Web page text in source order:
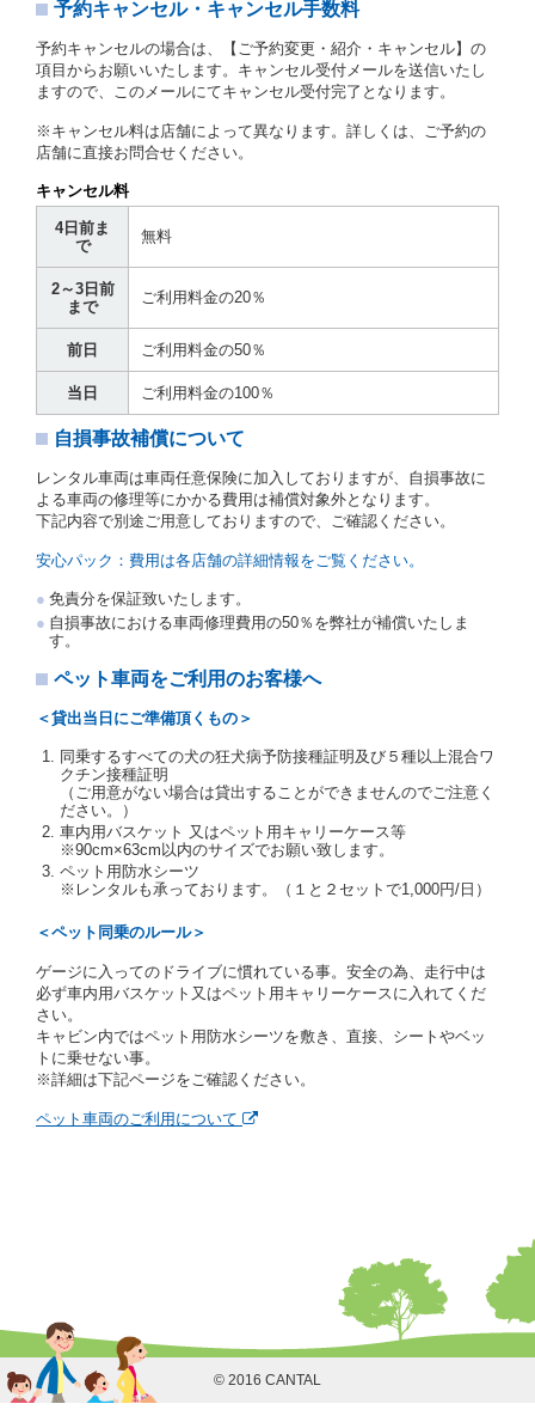
第３章／貸 渡 し
第７条（貸渡契約の締結）
借受人は第２条第１項に定める借受条件を明示し、当
貸渡契約を締結するものとします。ただし、貸し渡す
ことができるレンタカーがない場合又は借受人若しく
は運転者が第８条第１項若しくは第２項各号のいずれ
かに該当する場合を除きます。
貸渡契約を締結した場合、借受人は当社に第１0条第
１項に定める貸渡料金を支払うものとします。
運転者の義務と定められた事項を遵守するものとしま
す。
当社は、監督官庁の基本通達（注１）に基づき、貸渡
運転者の氏名、住所、運転免許の種類及び運転免許証
写しを添付するため、貸渡契約の締結にあたり、借受
人に対し、借受人の指定する運転者（以下「運転者」
といいます。）の運転免許証の提示を求めるほか、そ
の写しの提出を求めることがあります。この場合、借
受人は、自己が運転者であるときは自己の運転免許証
の運転免許証を提示するものとします。
交通局長通達「レンタカーに関する基本通達」（自
旅第138号 平成7年6月13日）の２．(10)及び(11)の
注２）運転免許証とは、道路交通法第９２条に規定
される運転免許証のうち、道路交通法施行規則第１
９条別記様式第１４の書式の運転免許証をいいま
す。
当社は、貸渡契約の締結にあたり、借受人及び運転者
に対し、運転免許証のほかに本人確認ができる書類の
提示を求め、及び提出された書類の写しをとることが
あります。
当社は、貸渡契約の締結にあたり、借受期間中に借受
人及び運転者と連絡するための携帯電話番号等の告知
を求めます。
レジットカード若しくは現金による支払いを求め、又
借受人は契約後の借受期間の延長はできないものとし
ます。
当社は、借受人又は運転者が前3項に従わない場合
は、貸渡契約の締結を拒絶するとともに、予約を取消
すことができるものとします。なお、この場合の予約
のとします。
有していないとき、又は運転免許証の提示をせず、
もしくは当社が求めたにもかかわらず、その運転者
の運転免許証の写しの提出に同意しないとき。 ②
酒気を帯びていると認められるとき。
③ 麻薬、覚せい剤、シンナー、危険ドラッグ等によ
る中毒症状等を呈していると認められるとき。
④ チャイルドシートがないにもかかわらず６才未満
予約キャンセル・キャンセル手数料
予約キャンセルの場合は、【ご予約変更・紹介・キャンセル】の
項目からお願いいたします。キャンセル受付メールを送信いたし
ますので、このメールにてキャンセル受付完了となります。
※キャンセル料は店舗によって異なります。詳しくは、ご予約の
店舗に直接お問合せください。
キャンセル料
4日前ま
で
無料
2～3日前
まで
ご利用料金の20％
前日 ご利用料金の50％
当日 ご利用料金の100％
自損事故補償について
レンタル車両は車両任意保険に加入しておりますが、自損事故に
よる車両の修理等にかかる費用は補償対象外となります。
下記内容で別途ご用意しておりますので、ご確認ください。
安心パック：費用は各店舗の詳細情報をご覧ください。
免責分を保証致いたします。
自損事故における車両修理費用の50％を弊社が補償いたしま
す。
ペット車両をご利用のお客様へ
＜貸出当日にご準備頂くもの＞
同乗するすべての犬の狂犬病予防接種証明及び５種以上混合ワ
クチン接種証明
（ご用意がない場合は貸出することができませんのでご注意く
ださい。）
車内用バスケット 又はペット用キャリーケース等
※90cm×63cm以内のサイズでお願い致します。
ペット用防水シーツ
※レンタルも承っております。（１と２セットで1,000円/日）
＜ペット同乗のルール＞
ゲージに入ってのドライブに慣れている事。安全の為、走行中は
必ず車内用バスケット又はペット用キャリーケースに入れてくだ
さい。
キャビン内ではペット用防水シーツを敷き、直接、シートやベッ
トに乗せない事。
※詳細は下記ページをご確認ください。
ペット車両のご利用について
© 2016 CANTAL